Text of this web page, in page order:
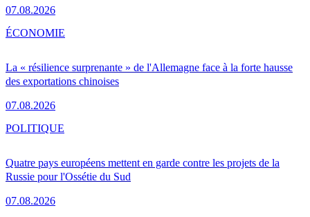
07.08.2026
La « résilience surprenante » de l'Allemagne face à la forte hausse
des exportations chinoises
07.08.2026
ÉCONOMIE
Quatre pays européens mettent en garde contre les projets de la
Russie pour l'Ossétie du Sud
07.08.2026
POLITIQUE